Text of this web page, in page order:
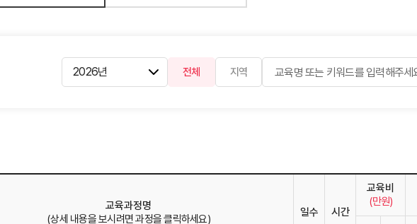
전체 지역
교육과정명
(상세 내용을 보시려면 과정을 클릭하세요)
일수 시간
교육비
(만원)